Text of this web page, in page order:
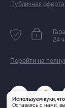
Используем куки,
Оставаясь с нами,
Публичная оферта
24
Перейти на